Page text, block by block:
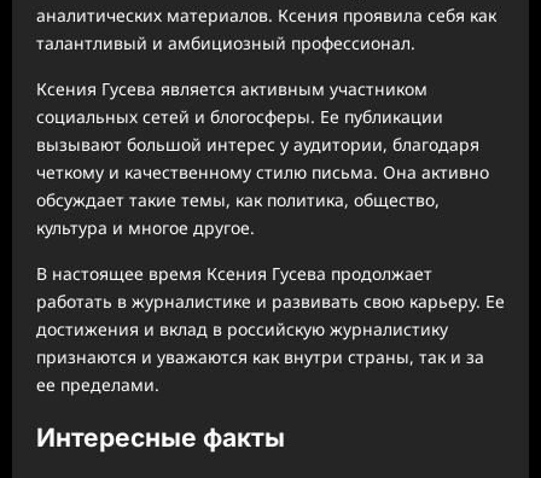
аналитических материалов. Ксения проявила себя как
талантливый и амбициозный профессионал.
Ксения Гусева является активным участником
социальных сетей и блогосферы. Ее публикации
вызывают большой интерес у аудитории, благодаря
четкому и качественному стилю письма. Она активно
обсуждает такие темы, как политика, общество,
культура и многое другое.
В настоящее время Ксения Гусева продолжает
работать в журналистике и развивать свою карьеру. Ее
достижения и вклад в российскую журналистику
признаются и уважаются как внутри страны, так и за
ее пределами.
Интересные факты